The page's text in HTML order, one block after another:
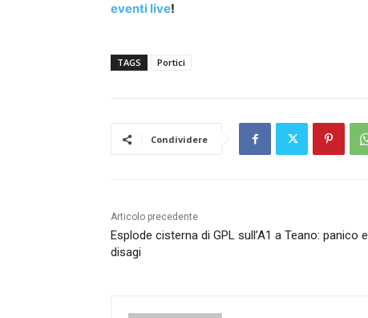
eventi live!
TAGS Portici
Condividere
Articolo precedente
Esplode cisterna di GPL sull’A1 a Teano: panico e
disagi